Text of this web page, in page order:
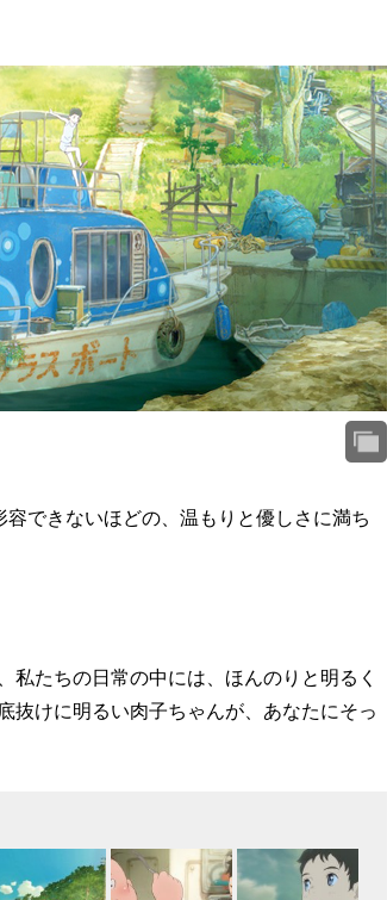
できないほどの、温もりと優しさに満ち
私たちの日常の中には、ほんのりと明るく
抜けに明るい肉子ちゃんが、あなたにそっ